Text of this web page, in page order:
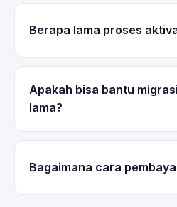
Berapa lama proses
Apakah bisa bantu
lama?
Bagaimana cara